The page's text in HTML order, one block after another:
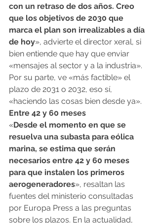
con un retraso de dos años. Creo
que los objetivos de 2030 que
marca el plan son irrealizables a día
de hoy», advierte el director xeral, si
bien entiende que hay que enviar
«mensajes al sector y a la industria».
Por su parte, ve «más factible» el
plazo de 2031 o 2032, eso sí,
«haciendo las cosas bien desde ya».
Entre 42 y 60 meses
«Desde el momento en que se
resuelva una subasta para eólica
marina, se estima que serán
necesarios entre 42 y 60 meses
para que instalen los primeros
aerogeneradores», resaltan las
fuentes del ministerio consultadas
por Europa Press a las preguntas
sobre los plazos. En la actualidad,